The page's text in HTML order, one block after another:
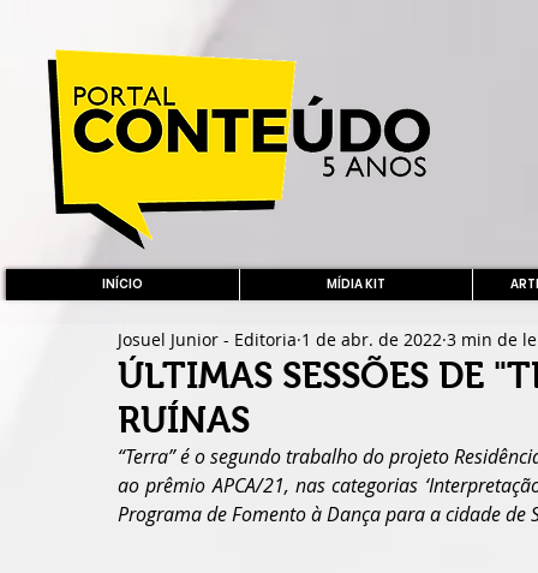
INÍCIO MÍDIA KIT
ÚLTIMAS SESSÕES DE
RUÍNAS
Josuel Junior - Editoria 1 de abr. de 2022 3 min de
“Terra” é o segundo trabalho do projeto
ao prêmio APCA/21, nas categorias
Programa de Fomento à Dança para a cidade de